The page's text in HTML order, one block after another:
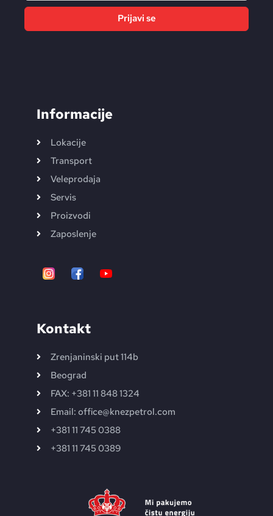
Prijavi se
Informacije
Lokacije
Transport
Veleprodaja
Servis
Proizvodi
Zaposlenje
Kontakt
Zrenjaninski put 114b
Beograd
FAX: +381 11 848 1324
Email: office@knezpetrol.com
+381 11 745 0388
+381 11 745 0389